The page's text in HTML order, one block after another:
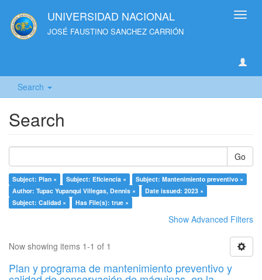
UNIVERSIDAD NACIONAL
JOSÉ FAUSTINO SANCHEZ CARRIÓN
Search
Search
Go
Subject: Plan × Subject: Eficiencia ×
Subject: Mantenimiento preventivo ×
Author: Tupac Yupanqui Villegas, Dennis ×
Date issued: 2023 ×
Subject: Calidad ×
Has File(s): true ×
Show Advanced Filters
Now showing items 1-1 of 1
Plan y programa de mantenimiento preventivo y